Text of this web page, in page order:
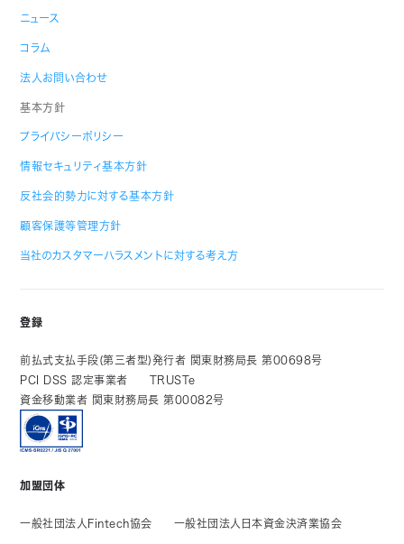
ニュース
コラム
法人お問い合わせ
基本方針
プライバシーポリシー
情報セキュリティ基本方針
反社会的勢力に対する基本方針
顧客保護等管理方針
当社のカスタマーハラスメントに対する考え方
登録
前払式支払手段(第三者型)発行者 関東財務局長 第00698号
PCI DSS 認定事業者
TRUSTe
資金移動業者 関東財務局長 第00082号
加盟団体
一般社団法人Fintech協会 一般社団法人日本資金決済業協会